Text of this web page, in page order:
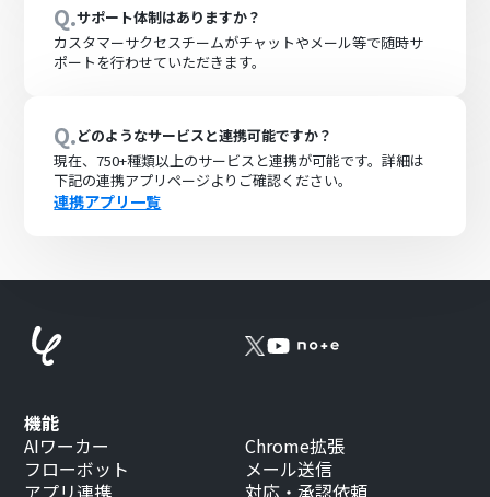
Q.サポート体制はありますか？
カスタマーサクセスチームがチャットやメール等で随時サ
ポートを行わせていただきます。
Q.どのようなサービスと連携可能ですか？
現在、750+種類以上のサービスと連携が可能です。詳細は
下記の連携アプリページよりご確認ください。
連携アプリ一覧
機能
AIワーカー
フローボット
アプリ連携
Chrome拡張
メール送信
対応・承認依頼